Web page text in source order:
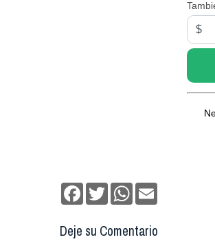
Facebook
TwitterWhatsApp
Deje su Comentario